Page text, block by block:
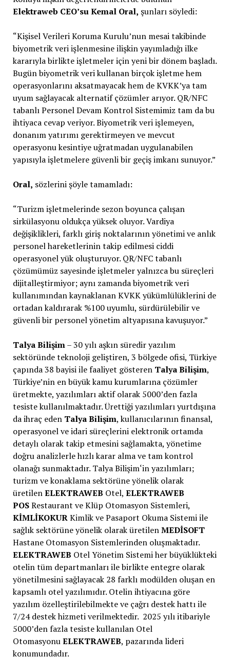
Elektraweb CEO’su Kemal Oral, şunları söyledi:
“Kişisel Verileri Koruma Kurulu’nun mesai takibinde
biyometrik veri işlenmesine ilişkin yayımladığı ilke
kararıyla birlikte işletmeler için yeni bir dönem başladı.
Bugün biyometrik veri kullanan birçok işletme hem
operasyonlarını aksatmayacak hem de KVKK’ya tam
uyum sağlayacak alternatif çözümler arıyor. QR/NFC
tabanlı Personel Devam Kontrol Sistemimiz tam da bu
ihtiyaca cevap veriyor. Biyometrik veri işlemeyen,
donanım yatırımı gerektirmeyen ve mevcut
operasyonu kesintiye uğratmadan uygulanabilen
yapısıyla işletmelere güvenli bir geçiş imkanı sunuyor.”
Oral, sözlerini şöyle tamamladı:
“Turizm işletmelerinde sezon boyunca çalışan
sirkülasyonu oldukça yüksek oluyor. Vardiya
değişiklikleri, farklı giriş noktalarının yönetimi ve anlık
personel hareketlerinin takip edilmesi ciddi
operasyonel yük oluşturuyor. QR/NFC tabanlı
çözümümüz sayesinde işletmeler yalnızca bu süreçleri
dijitalleştirmiyor; aynı zamanda biyometrik veri
kullanımından kaynaklanan KVKK yükümlülüklerini de
ortadan kaldırarak %100 uyumlu, sürdürülebilir ve
güvenli bir personel yönetim altyapısına kavuşuyor.”
Talya Bilişim– 30 yılı aşkın süredir yazılım
sektöründe teknoloji geliştiren, 3 bölgede ofisi, Türkiye
çapında 38 bayisi ile faaliyet gösteren Talya Bilişim,
Türkiye’nin en büyük kamu kurumlarına çözümler
üretmekte, yazılımları aktif olarak 5000’den fazla
tesiste kullanılmaktadır. Ürettiği yazılımları yurtdışına
da ihraç eden Talya Bilişim, kullanıcılarının finansal,
operasyonel ve idari süreçlerini elektronik ortamda
detaylı olarak takip etmesini sağlamakta, yönetime
doğru analizlerle hızlı karar alma ve tam kontrol
olanağı sunmaktadır. Talya Bilişim‘in yazılımları;
turizm ve konaklama sektörüne yönelik olarak
üretilenELEKTRAWEB Otel, ELEKTRAWEB
POSRestaurant ve Klüp Otomasyon Sistemleri,
KİMLİKOKURKimlik ve Pasaport Okuma Sistemi ile
sağlık sektörüne yönelik olarak üretilenMEDİSOFT
Hastane Otomasyon Sistemlerinden oluşmaktadır.
ELEKTRAWEB Otel Yönetim Sistemi her büyüklükteki
otelin tüm departmanları ile birlikte entegre olarak
yönetilmesini sağlayacak 28 farklı modülden oluşan en
kapsamlı otel yazılımıdır. Otelin ihtiyacına göre
yazılım özelleştirilebilmekte ve çağrı destek hattı ile
7/24 destek hizmeti verilmektedir. 2025 yılı itibariyle
5000’den fazla tesiste kullanılan Otel
OtomasyonuELEKTRAWEB, pazarında lideri
konumundadır.